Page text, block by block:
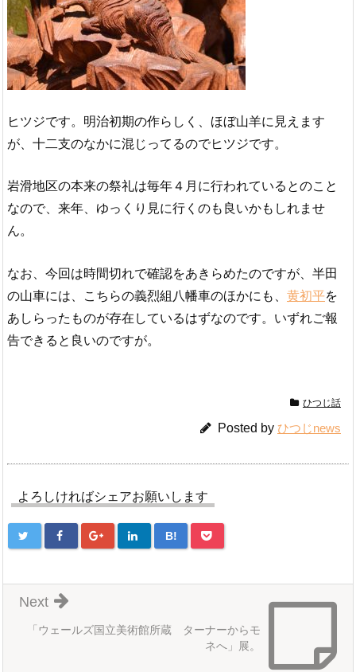
ヒツジです。明治初期の作らしく、ほぼ山羊に見えます
が、十二支のなかに混じってるのでヒツジです。
岩滑地区の本来の祭礼は毎年４月に行われているとのこと
なので、来年、ゆっくり見に行くのも良いかもしれませ
ん。
なお、今回は時間切れで確認をあきらめたのですが、半田
の山車には、こちらの義烈組八幡車のほかにも、 黄初平を
あしらったものが存在しているはずなのです。いずれご報
告できると良いのですが。
ひつじ話
Posted by ひつじnews
よろしければシェアお願いします
B!
「ウェールズ国立美術館所蔵 ターナーからモ
ネへ」展。
Next